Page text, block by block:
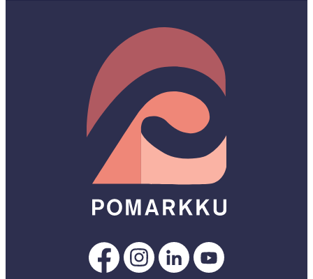
Pomarkku
Facebookissa
Pomarkku
Instagramissa
Pomarkku
LinkedInissä